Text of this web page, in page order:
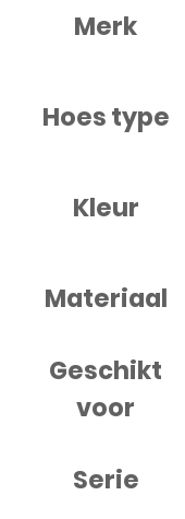
Merk
Hoes type
Kleur
Materiaal
Geschikt
voor
Serie